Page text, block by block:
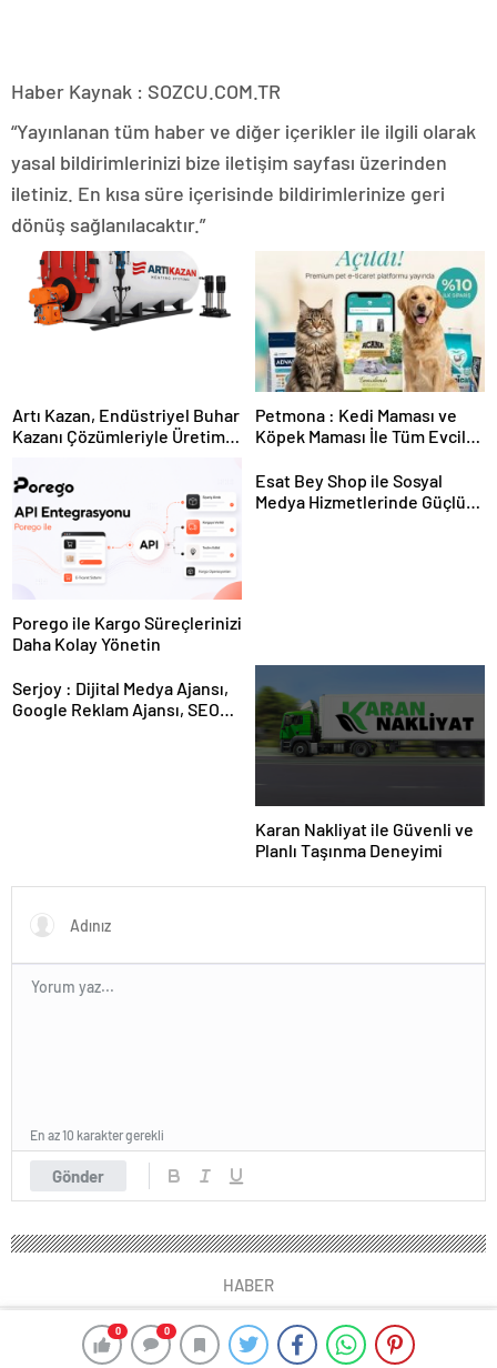
0 0
Haber Kaynak : SOZCU.COM.TR
“Yayınlanan tüm haber ve diğer içerikler ile ilgili olarak
yasal bildirimlerinizi bize iletişim sayfası üzerinden
iletiniz. En kısa süre içerisinde bildirimlerinize geri
dönüş sağlanılacaktır.”
Artı Kazan, Endüstriyel Buhar
Kazanı Çözümleriyle Üretim
Sunuyor
Petmona : Kedi Maması ve
Köpek Maması İle Tüm Evcil
Porego ile Kargo Süreçlerinizi
Daha Kolay Yönetin
Esat Bey Shop ile Sosyal
Medya Hizmetlerinde Güçlü
Serjoy : Dijital Medya Ajansı,
Google Reklam Ajansı, SEO
Karan Nakliyat ile Güvenli ve
Planlı Taşınma Deneyimi
Gönder
En az 10 karakter gerekli
HABER